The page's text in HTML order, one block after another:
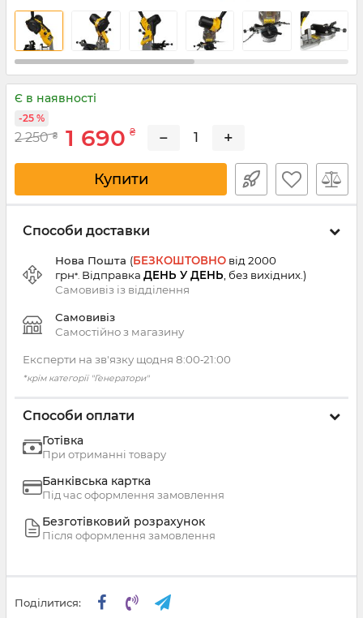
Є в наявності
2 250 ₴ 1 690 ₴
-25 %
− +
Купити
Способи доставки
Нова Пошта (БЕЗКОШТОВНО від 2000
грн*. Відправка ДЕНЬ У ДЕНЬ , без вихідних.)
Самовивіз із відділення
Самовивіз
Самостійно з магазину
Експерти на зв'язку щодня 8:00‑21:00
*крім категорії "Генератори"
Способи оплати
Готівка
При отриманні товару
Банківська картка
Під час оформлення замовлення
Безготівковий розрахунок
Після оформлення замовлення
Поділитися: